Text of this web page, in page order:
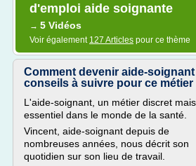
d'emploi aide soignante
→ 5 Vidéos
Voir également 127 Articles pour ce thème
Comment devenir aide-
conseils à suivre pour ce métier
L'aide-soignant, un métier discret mais
essentiel dans le monde de la santé.
Vincent, aide-soignant depuis de
nombreuses années, nous décrit son
quotidien sur son lieu de travail.